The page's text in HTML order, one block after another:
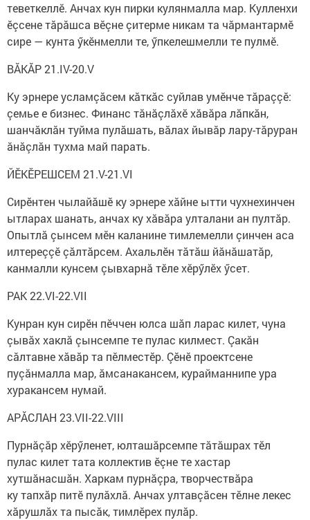
теветкеллӗ. Анчах кун пирки кулянмалла мар. Кулленхи
ӗçсене тăрăшса вӗçне çитерме никам та чăрмантармӗ
сире — кунта ӳкӗнмелли те, ӳпкелешмелли те пулмӗ.
ВĂКĂР 21.IV-20.V
Ку эрнере усламçăсем кăткăс суйлав умӗнче тăраççӗ:
çемье е бизнес. Финанс тăнăçлăхӗ хăвăра лăпкăн,
шанчăклăн туйма пулăшать, вăлах йывăр лару-тăруран
ăнăçлăн тухма май парать.
ЙӖКӖРЕШСЕМ 21.V-21.VI
Сирӗнтен чылайăшӗ ку эрнере хăйне ытти чухнехинчен
ытларах шанать, анчах ку хăвăра улталани ан пултăр.
Опытлă çынсем мӗн каланине тимлемелли çинчен аса
илтереççӗ çăлтăрсем. Ахальлӗн тăтăш йăнăшатăр,
канмалли кунсем çывхарнă тӗле хӗрӳлӗх ӳсет.
РАК 22.VI-22.VII
Кунран кун сирӗн пӗччен юлса шăп ларас килет, чуна
çывăх хаклă çынсемпе те пулас килмест. Çакăн
сăлтавне хăвăр та пӗлместӗр. Çӗнӗ проектсене
пуçăнмалла мар, ăмсанакансем, курайманнипе ура
хуракансем нумай.
АРĂСЛАН 23.VII-22.VIII
Пурнăçăр хӗрӳленет, юлташăрсемпе тăтăшрах тӗл
пулас килет тата коллектив ӗçне те хастар
хутшăнасшăн. Харкам пурнăçра, творчествăра
ку тапхăр питӗ пулăхлă. Анчах ултавçăсен тӗлне лекес
хăрушлăх та пысăк, тимлӗрех пулăр.